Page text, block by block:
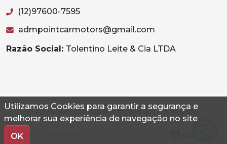
Utilizamos Cookies para garantir a segurança e
melhorar sua experiência de navegação no site
OK
(12)97600-7595
admpointcarmotors@gmail.com
Razão Social: Tolentino Leite & Cia LTDA
© 2026 Autoconf. Todos os direitos reservados.
Termos